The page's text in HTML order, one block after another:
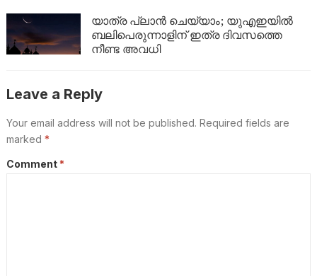
യാത്ര പ്ലാൻ ചെയ്യാം; യുഎഇയിൽ
ബലിപെരുന്നാളിന് ഇത്ര ദിവസത്തെ
നീണ്ട അവധി
Leave a Reply
Your email address will not be published. Required fields are
marked *
Comment *